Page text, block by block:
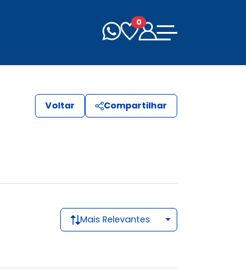
0
Voltar Compartilhar
Mais Relevantes